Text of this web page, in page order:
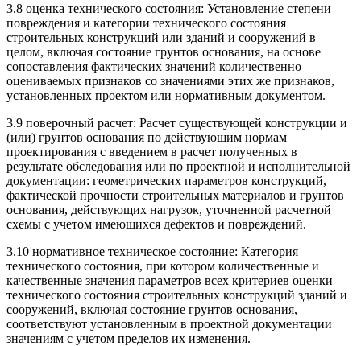
3.8 оценка технического состояния: Установление степени
повреждения и категории технического состояния
строительных конструкций или зданий и сооружений в
целом, включая состояние грунтов основания, на основе
сопоставления фактических значений количественно
оцениваемых признаков со значениями этих же признаков,
установленных проектом или нормативным документом.
3.9 поверочный расчет: Расчет существующей конструкции и
(или) грунтов основания по действующим нормам
проектирования с введением в расчет полученных в
результате обследования или по проектной и исполнительной
документации: геометрических параметров конструкций,
фактической прочности строительных материалов и грунтов
основания, действующих нагрузок, уточненной расчетной
схемы с учетом имеющихся дефектов и повреждений.
3.10 нормативное техническое состояние: Категория
технического состояния, при котором количественные и
качественные значения параметров всех критериев оценки
технического состояния строительных конструкций зданий и
сооружений, включая состояние грунтов основания,
соответствуют установленным в проектной документации
значениям с учетом пределов их изменения.